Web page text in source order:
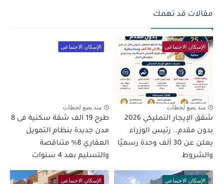
مقالات قد تهمك
الإسكان الاجتماعى
منذ بضع لحظات
شقق الإيجار التمليكي 2026
بدون مقدم.. رئيس الوزراء
يعلن عن 30 ألف وحدة رسميًا
والشروط
الإسكان الاجتماعى
منذ بضع لحظات
طرح 19 الف شقة سكنية فى 8
مدن جديدة بنظام التمويل
العقاري 8% متناقصة
والتسليم بعد 4 سنوات
الإسكان الاجتماعى الإسكان الاجتماعى